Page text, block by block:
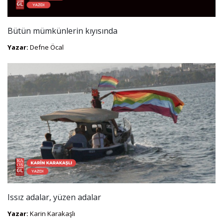
Bütün mümkünlerin kıyısında
Yazar: Defne Öcal
Issız adalar, yüzen adalar
Yazar: Karin Karakaşlı